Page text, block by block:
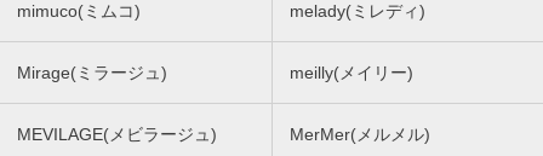
mimuco(ミムコ) melady(ミレディ)
Mirage(ミラージュ) meilly(メイリー)
MEVILAGE(メビラージュ) MerMer(メルメル)